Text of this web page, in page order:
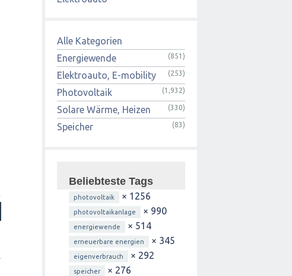
Alle Kategorien
Energiewende
(851)
Elektroauto, E-mobility (253)
Photovoltaik (1,932)
Solare Wärme, Heizen (330)
Speicher (83)
Beliebteste Tags
photovoltaik × 1256
photovoltaikanlage × 990
energiewende × 514
erneuerbare energien × 345
eigenverbrauch × 292
speicher × 276